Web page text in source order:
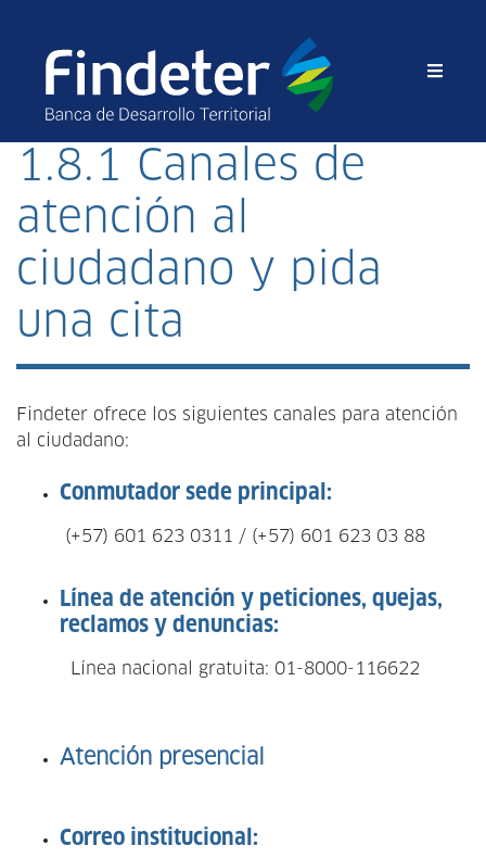
1.8.1 Canales de
atención al
ciudadano y pida
una cita
Findeter ofrece los siguientes canales para atención
al ciudadano:
Conmutador sede principal:
(+57) 601 623 0311 / (+57) 601 623 03 88
Línea de atención y peticiones, quejas,
reclamos y denuncias:
Línea nacional gratuita: 01-8000-116622
Atención presencial
Correo institucional: